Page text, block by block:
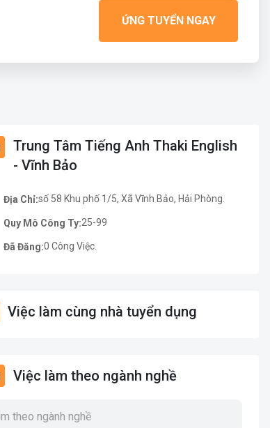
ỨNG TUYỂN NGAY
Trung Tâm Tiếng Anh Thaki English
- Vĩnh Bảo
Địa Chỉ:số 58 Khu phố 1/5, Xã Vĩnh Bảo, Hải Phòng.
Quy Mô Công Ty:25-99
Đã Đăng:0 Công Việc.
Việc làm cùng nhà tuyển dụng
Việc làm theo ngành nghề